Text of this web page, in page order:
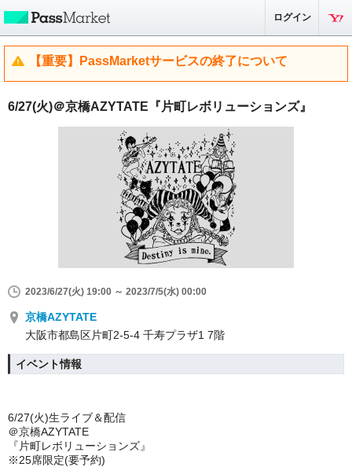
ログイン
【重要】PassMarketサービスの終了について
6/27(火)＠京橋AZYTATE『片町レボリューションズ』
2023/6/27(火) 19:00 ～ 2023/7/5(水) 00:00
京橋AZYTATE
大阪市都島区片町2-5-4 千寿プラザ1 7階
イベント情報
6/27(火)生ライブ＆配信
＠京橋AZYTATE
『片町レボリューションズ』
※25席限定(要予約)